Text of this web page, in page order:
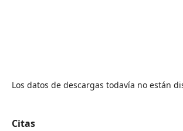
Los datos de descargas todavía no están
Citas